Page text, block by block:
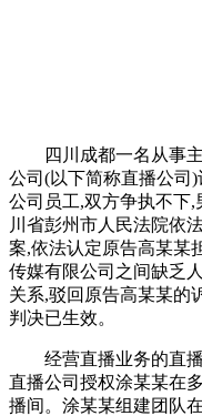
四川成都一名从事
公司(以下简称直播公司
公司员工,双方争执不下
川省彭州市人民法院依
案,依法认定原告高某某
传媒有限公司之间缺乏
关系,驳回原告高某某的
判决已生效。
经营直播业务的直
直播公司授权涂某某在
播间。涂某某组建团队